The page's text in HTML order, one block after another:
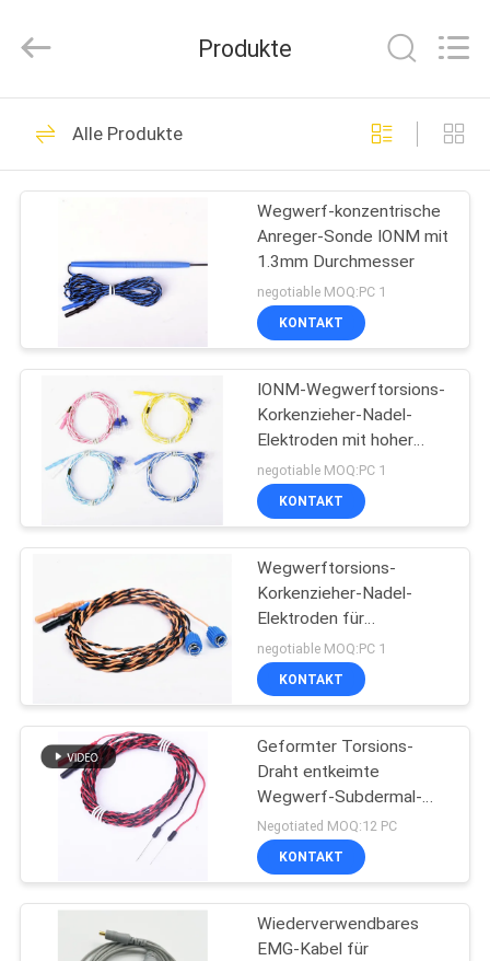
HAUS
PRODUKTE
ÜBER
FABRIK-
AUSFLUG
QUALITÄTSKONTROLLE
TRETEN
MIT
VERBINDUNG
NACHRICHTEN
SIE EIN
ZITAT
Electronics
Co.,Ltd..
Reserved.
Konzentrische
Nadel-Elektrode
12
Emg-Nadel-
Elektroden
17
konzentrische Nadel
emg
Subdermal-Nadel-
Elektroden
Produkte
Alle Produkte
Wegwerf-konzentrische
Anreger-Sonde IONM mit
1.3mm Durchmesser
negotiable MOQ:PC 1
KONTAKT
IONM-Wegwerftorsions-
Korkenzieher-Nadel-
Elektroden mit hoher
Qualität
negotiable MOQ:PC 1
KONTAKT
Wegwerftorsions-
Korkenzieher-Nadel-
Elektroden für
Aufhebung EEG oder EP-
Signale
negotiable MOQ:PC 1
KONTAKT
Geformter Torsions-
Draht entkeimte
Wegwerf-Subdermal-
Nadeln 0.4x19mm
Negotiated MOQ:12 PC
KONTAKT
Wiederverwendbares
EMG-Kabel für